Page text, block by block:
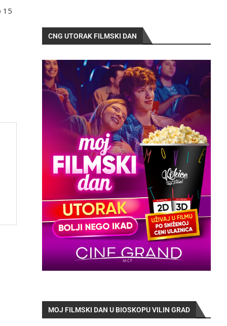
15
CNG UTORAK FILMSKI DAN
MOJ FILMSKI DAN U BIOSKOPU VILIN GRAD